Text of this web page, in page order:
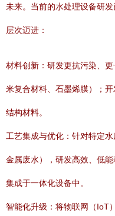
未来。当前的水处理设备研
层次迈进：
材料创新：研发更抗污染、
米复合材料、石墨烯膜）；
结构材料。
工艺集成与优化：针对特定
金属废水），研发高效、低
集成于一体化设备中。
智能化升级：将物联网（IoT